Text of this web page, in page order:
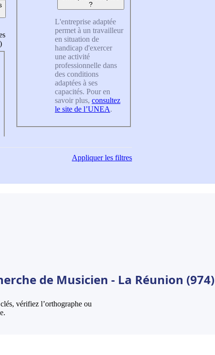
?
L'entreprise adaptée
permet à un travailleur
en situation de
handicap d'exercer
une activité
professionnelle dans
des conditions
adaptées à ses
capacités. Pour en
savoir plus, consultez
le site de l’UNEA.
Appliquerles filtres
de Musicien - La Réunion (974)
vérifiez l’orthographe ou